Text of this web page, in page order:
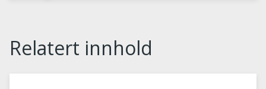
Relatert innhold